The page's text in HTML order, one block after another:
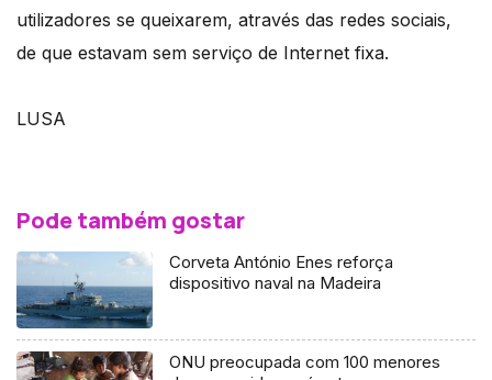
utilizadores se queixarem, através das redes sociais,
de que estavam sem serviço de Internet fixa.
LUSA
Pode também gostar
Corveta António Enes reforça
dispositivo naval na Madeira
ONU preocupada com 100 menores